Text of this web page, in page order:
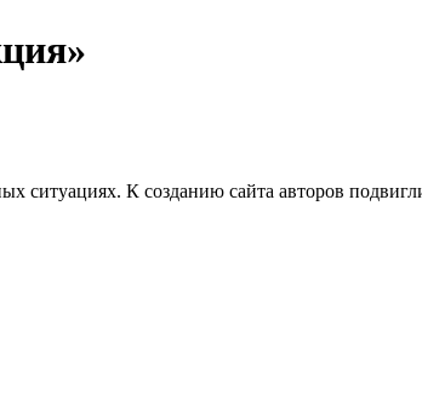
ситуациях. К созданию сайта авторов